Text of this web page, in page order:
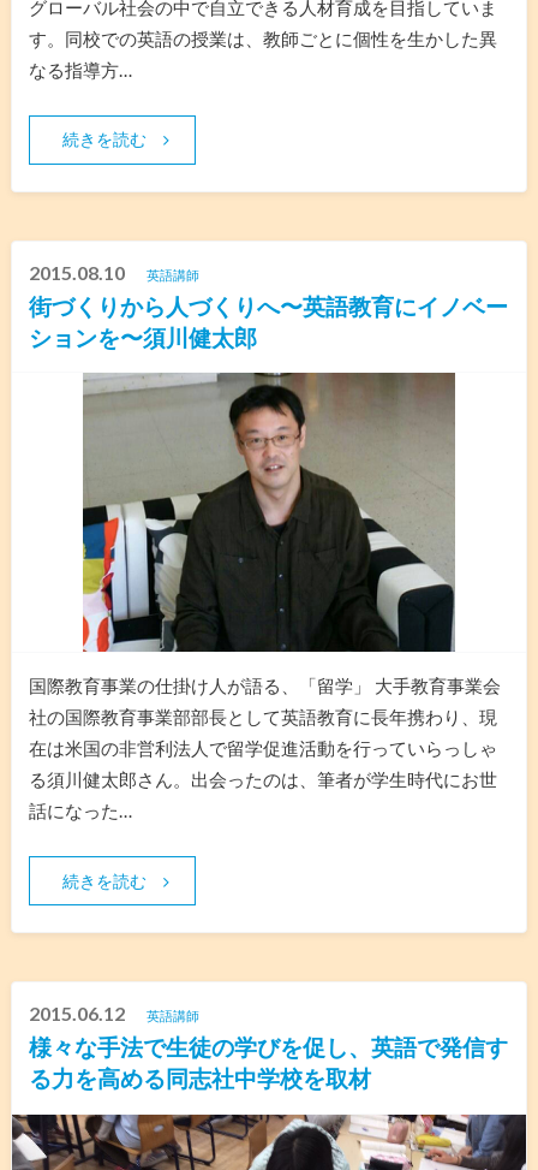
グローバル社会の中で自立できる人材育成を目指していま
す。同校での英語の授業は、教師ごとに個性を生かした異
なる指導方…
続きを読む
2015.08.10 英語講師
街づくりから人づくりへ〜英語教育にイノベー
ションを〜須川健太郎
国際教育事業の仕掛け人が語る、「留学」 大手教育事業会
社の国際教育事業部部長として英語教育に長年携わり、現
在は米国の非営利法人で留学促進活動を行っていらっしゃ
る須川健太郎さん。出会ったのは、筆者が学生時代にお世
話になった…
続きを読む
2015.06.12 英語講師
様々な手法で生徒の学びを促し、英語で発信す
る力を高める同志社中学校を取材